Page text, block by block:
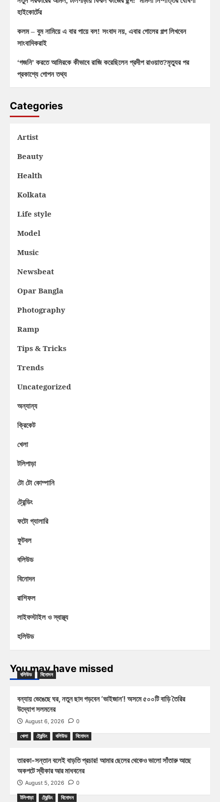
হাইকোর্টের
কলম – বুম নামিয়ে এ বার পায়ে বল! সংবাদ নয়, এবার গোলের গল্প লিখবেন
সাংবাদিকরাই
‘গজনি’ করতে আমিরকে কীভাবে রাজি করেছিলেন প্রদীপ রাওয়াত?মৃত্যুর পর
প্রকাশ্যে গোপন তথ্য
Categories
Artist
Beauty
Health
Kolkata
Life style
Model
Music
Newsbeat
Opar Bangla
Photography
Ramp
Tips & Tricks
Trends
Uncategorized
অন্যান্য
ক্রিকেট
খেলা
টলিপাড়া
টো টো কোম্পানি
ট্রেন্ডিং
ফটো গ্যালারি
ফুটবল
বলিউড
বিনোদন
রাশিফল
লাইফস্টাইল ও স্বাস্থ্য
হলিউড
You may have missed
বলিউড বিনোদন
বন্যায় ভেঙেছে ঘর, নতুন ছাদ গড়বেন ‘ভাইজান’! অসমে ৫০০টি বাড়ি তৈরির
উদ্যোগ সলমনের
August 6, 2026 0
খেলা ট্রেন্ডিং বলিউড বিনোদন
তারকা-সন্তান বলেই বাড়তি প্রচার! আমার ছেলের থেকেও ভালো সাঁতারু আছে
অকপটে স্বীকার আর মাধবনের
August 5, 2026 0
টলিপাড়া ট্রেন্ডিং বিনোদন